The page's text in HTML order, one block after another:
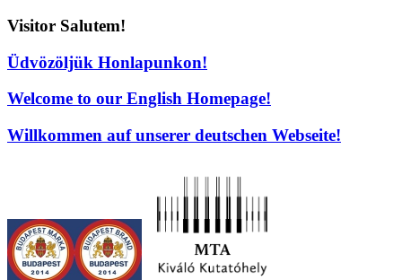
Visitor Salutem!
Üdvözöljük Honlapunkon!
Welcome to our English Homepage!
Willkommen auf unserer deutschen Webseite!